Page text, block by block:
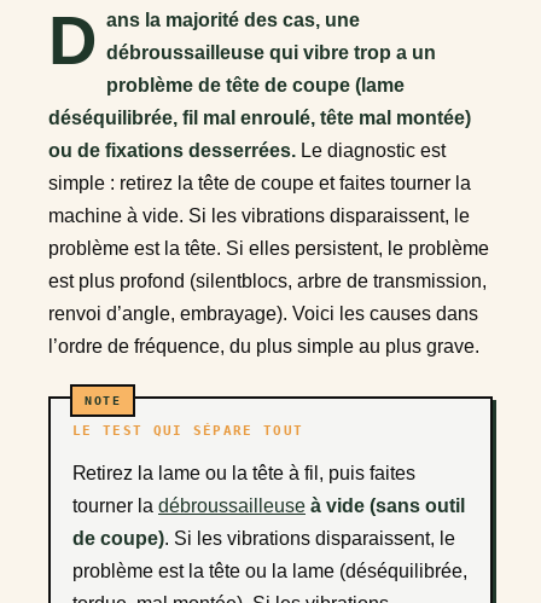
D
ans la majorité des cas, une
débroussailleuse qui vibre trop a un
problème de tête de coupe (lame
déséquilibrée, fil mal enroulé, tête mal montée)
ou de fixations desserrées. Le diagnostic est
simple : retirez la tête de coupe et faites tourner la
machine à vide. Si les vibrations disparaissent, le
problème est la tête. Si elles persistent, le problème
est plus profond (silentblocs, arbre de transmission,
renvoi d’angle, embrayage). Voici les causes dans
l’ordre de fréquence, du plus simple au plus grave.
LE TEST QUI SÉPARE TOUT
Retirez la lame ou la tête à fil, puis faites
tourner la débroussailleuse à vide (sans outil
de coupe). Si les vibrations disparaissent, le
problème est la tête ou la lame (déséquilibrée,